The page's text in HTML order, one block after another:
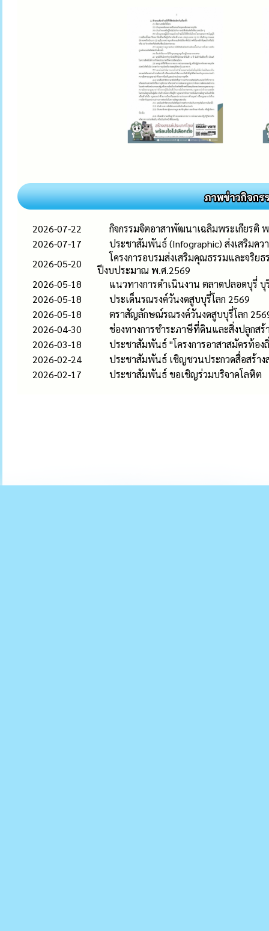
2026-07-22
กิจกรรมจิตอาสาพัฒนาเฉลิมพระเกียรติ
2026-07-17
ประชาสัมพันธ์ (Infographic) ส่งเสริมค
2026-05-20
โครงการอบรมส่งเสริมคุณธรรมและจริย
ปีงบประมาณ พ.ศ.2569
2026-05-18
แนวทางการดำเนินงาน ตลาดปลอดบุรี่
2026-05-18
ประเด็นรณรงค์วันงดสูบบุรี่โลก 2569
2026-05-18
ตราสัญลักษณ์รณรงค์วันงดสูบบุรี่โลก
2026-04-30
ช่องทางการชำระภาษีที่ดินและสิ่งปลูกสร้
2026-03-18
ประชาสัมพันธ์ "โครงการอาสาสมัครท้อง
2026-02-24
ประชาสัมพันธ์ เชิญชวนประกวดสื่อสร้า
2026-02-17
ประชาสัมพันธ์ ขอเชิญร่วมบริจาคโลหิต